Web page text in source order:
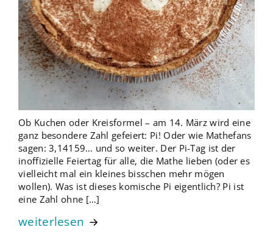
Ob Kuchen oder Kreisformel – am 14. März wird eine
ganz besondere Zahl gefeiert: Pi! Oder wie Mathefans
sagen: 3,14159… und so weiter. Der Pi-Tag ist der
inoffizielle Feiertag für alle, die Mathe lieben (oder es
vielleicht mal ein kleines bisschen mehr mögen
wollen). Was ist dieses komische Pi eigentlich? Pi ist
eine Zahl ohne […]
weiterlesen